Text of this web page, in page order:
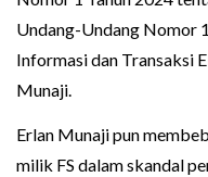
Undang-Undang Nomor
Informasi dan Transaksi
Munaji.
Erlan Munaji pun
milik FS dalam skandal